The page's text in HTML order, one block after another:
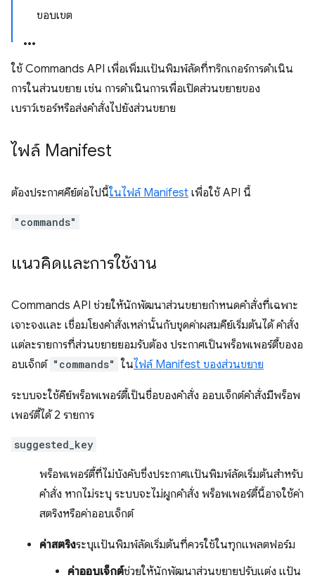
ขอบเขต
ใช้ Commands API เพื่อเพิ่มแป้นพิมพ์ลัดที่ทริกเกอร์การดำเนิน
การในส่วนขยาย เช่น การดำเนินการเพื่อเปิดส่วนขยายของ
เบราว์เซอร์หรือส่งคำสั่งไปยังส่วนขยาย
ไฟล์ Manifest
ต้องประกาศคีย์ต่อไปนี้ในไฟล์ Manifest เพื่อใช้ API นี้
"commands"
แนวคิดและการใช้งาน
Commands API ช่วยให้นักพัฒนาส่วนขยายกำหนดคำสั่งที่เฉพาะ
เจาะจงและ เชื่อมโยงคำสั่งเหล่านั้นกับชุดค่าผสมคีย์เริ่มต้นได้ คำสั่ง
แต่ละรายการที่ส่วนขยายยอมรับต้อง ประกาศเป็นพร็อพเพอร์ตี้ของอ
อบเจ็กต์ "commands" ในไฟล์ Manifest ของส่วนขยาย
ระบบจะใช้คีย์พร็อพเพอร์ตี้เป็นชื่อของคำสั่ง ออบเจ็กต์คำสั่งมีพร็อพ
เพอร์ตี้ได้ 2 รายการ
suggested_key
พร็อพเพอร์ตี้ที่ไม่บังคับซึ่งประกาศแป้นพิมพ์ลัดเริ่มต้นสำหรับ
คำสั่ง หากไม่ระบุ ระบบจะไม่ผูกคำสั่ง พร็อพเพอร์ตี้นี้อาจใช้ค่า
สตริงหรือค่าออบเจ็กต์
ค่าสตริงระบุแป้นพิมพ์ลัดเริ่มต้นที่ควรใช้ในทุกแพลตฟอร์ม
ค่าออบเจ็กต์ช่วยให้นักพัฒนาส่วนขยายปรับแต่ง แป้น